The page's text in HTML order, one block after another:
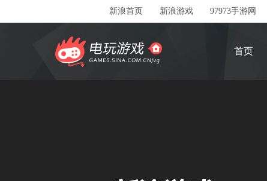
新浪首页 新浪游戏 97973手游网
首页